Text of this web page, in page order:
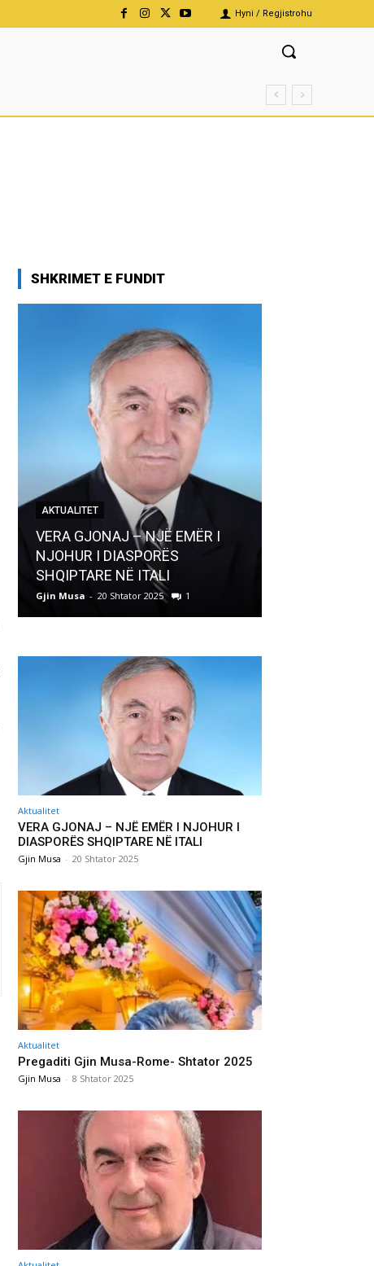
Hyni / Regjistrohu
SHKRIMET E FUNDIT
AKTUALITET
VERA GJONAJ – NJË EMËR I
NJOHUR I DIASPORËS
SHQIPTARE NË ITALI
Gjin Musa - 20 Shtator 2025 1
Aktualitet
VERA GJONAJ – NJË EMËR I NJOHUR I
DIASPORËS SHQIPTARE NË ITALI
Gjin Musa - 20 Shtator 2025
Aktualitet
Pregaditi Gjin Musa-Rome- Shtator 2025
Gjin Musa - 8 Shtator 2025